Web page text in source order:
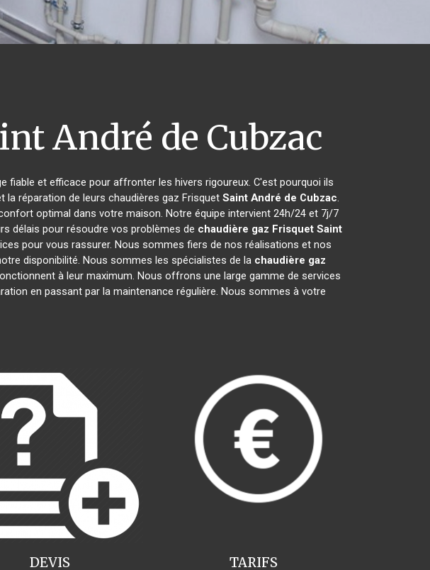
André de Cubzac
fiable et efficace pour affronter les hivers rigoureux. C'est pourquoi ils
réparation de leurs chaudières gaz Frisquet Saint André de Cubzac.
optimal dans votre maison. Notre équipe intervient 24h/24 et 7j/7
délais pour résoudre vos problèmes de chaudière gaz Frisquet Saint
pour vous rassurer. Nous sommes fiers de nos réalisations et nos
disponibilité. Nous sommes les spécialistes de la chaudière gaz
à leur maximum. Nous offrons une large gamme de services
en passant par la maintenance régulière. Nous sommes à votre
TARIFS
DEVIS